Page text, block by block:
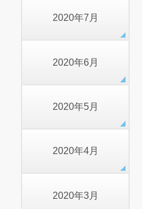
2020年7月
2020年6月
2020年5月
2020年4月
2020年3月